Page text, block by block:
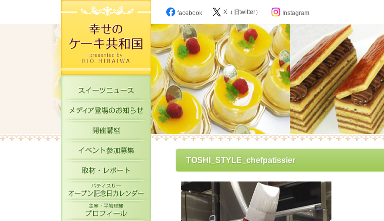
スイーツニュース
メディア登場のお知らせ
開催講座
イベント参加募集
パティスリーオープン記念日カレンダー
主宰・平岩理緒プロフィール
facebook X（旧twitter） Instagram
TOSHI_STYLE_chefpatissier